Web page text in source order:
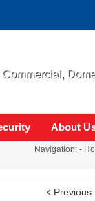
Commercial,
About
Navigation: -
Previous